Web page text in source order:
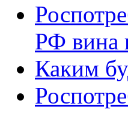
РФ вина
Каким